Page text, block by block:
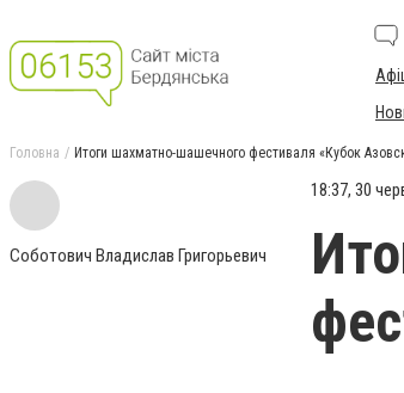
Головна Итоги шахматно-шашечного фестиваля «Кубок
Соботович Владислав Григорьевич
18:37, 30